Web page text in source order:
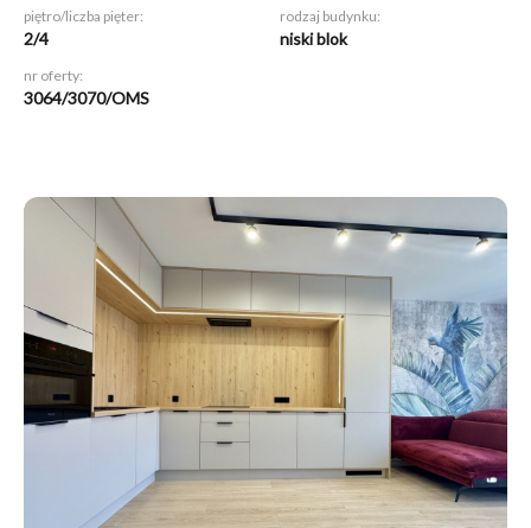
piętro/liczba pięter:
2/4
rodzaj budynku:
niski blok
nr oferty:
3064/3070/OMS